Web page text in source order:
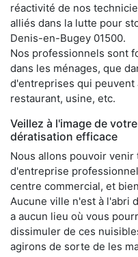
réactivité de nos
alliés dans la lutte pour
Denis-en-Bugey 01500.
Nos professionnels sont
dans les ménages, que
d'entreprises qui peuvent
restaurant, usine, etc.
Veillez à l'image de
dératisation efficace
Nous allons pouvoir
d'entreprise
centre commercial, et
Aucune ville n'est à l'abri
a aucun lieu où vous
dissimuler de ces
agirons de sorte de les